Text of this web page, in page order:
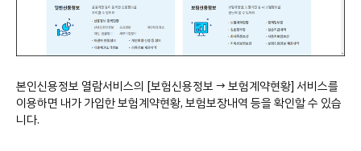
본인신용정보 열람서비스의 [보험신용정보 → 보험계약현황] 서비스를
이용하면 내가 가입한 보험계약현황, 보험보장내역 등을 확인할 수 있습
니다.